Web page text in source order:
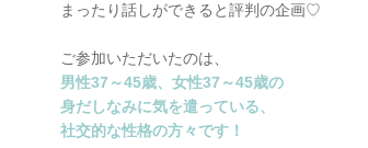
まったり話しができると評判の企画♡
ご参加いただいたのは、
男性37～45歳、女性37～45歳の
身だしなみに気を遣っている、
社交的な性格の方々です！